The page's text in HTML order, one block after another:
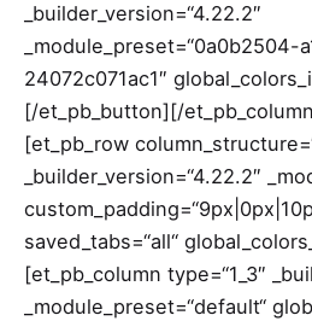
_builder_version=“4.22.2″
24072c071ac1″
[/et_pb_button][/
[et_pb_row
_builder_version=“4.22.2″
saved_tabs=“all“
[et_pb_column type=“1_3″
_module_preset=“default“